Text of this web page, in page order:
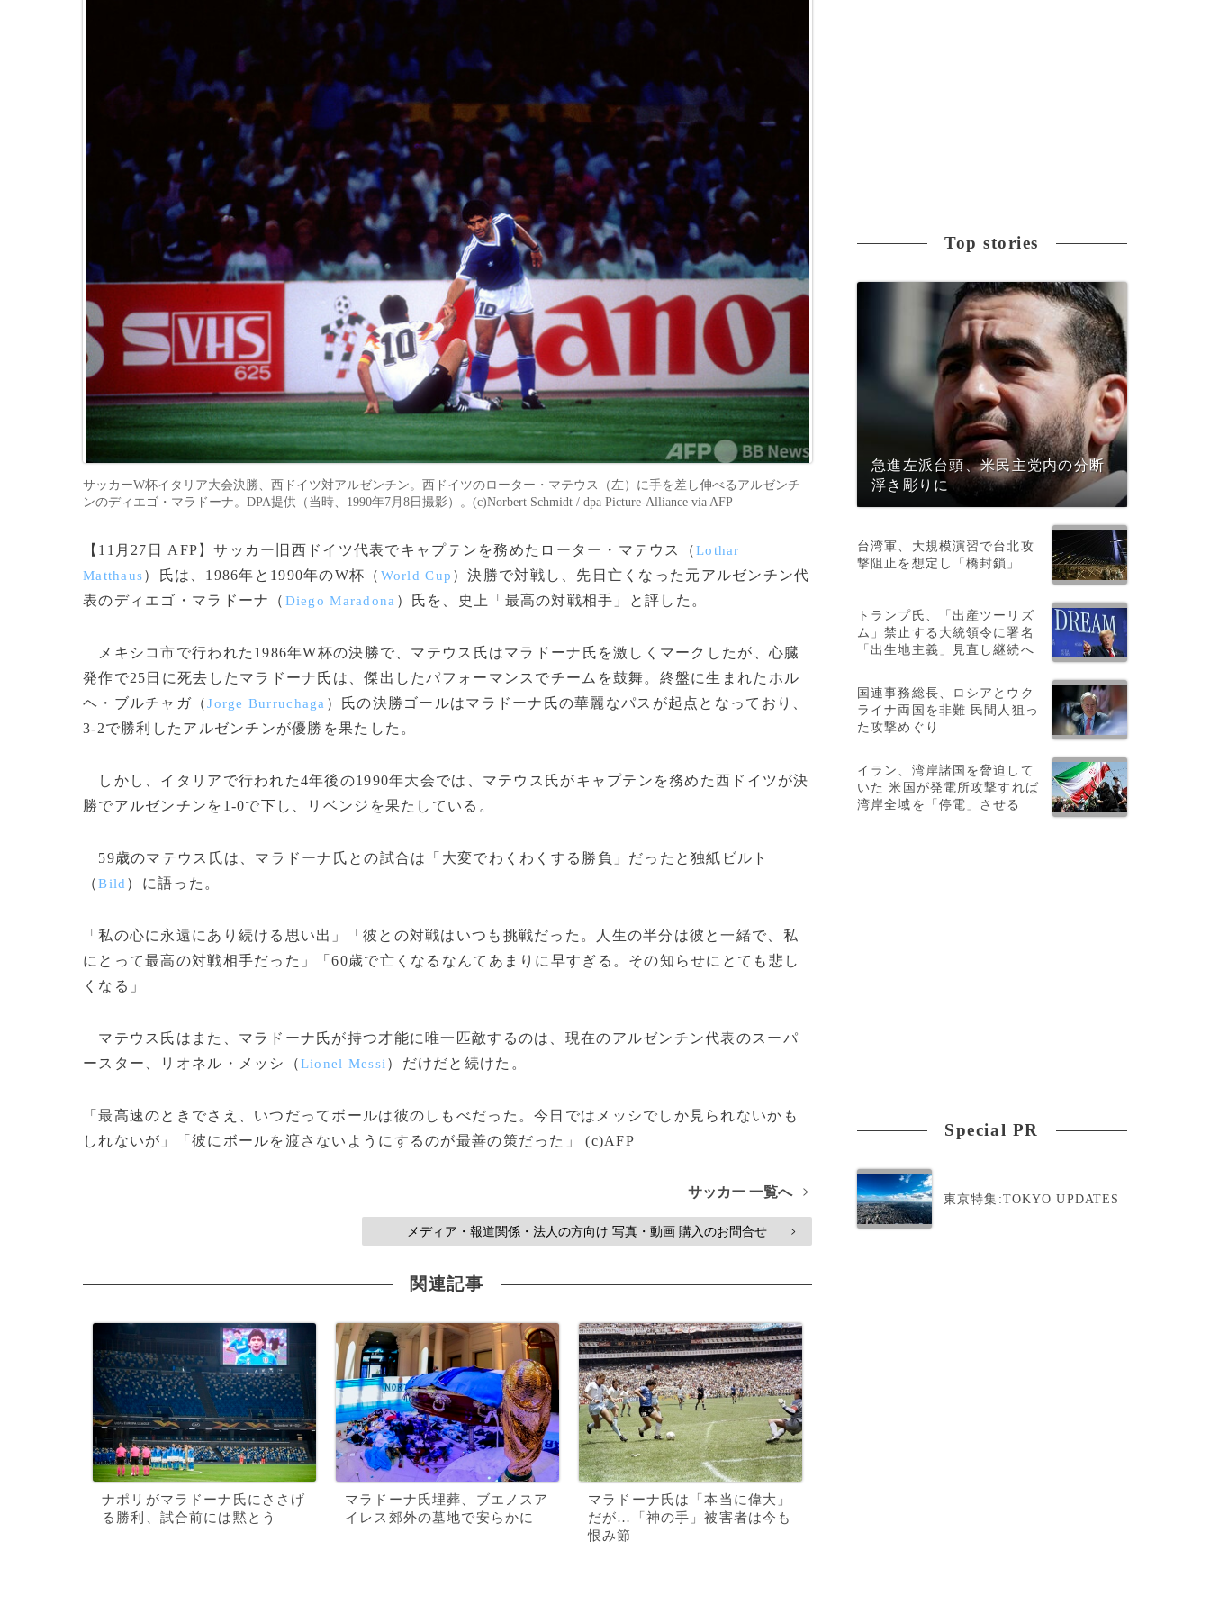
サッカーW杯イタリア大会決勝、西ドイツ対アルゼンチン。西ドイツのローター・マテウス（左）に手を差し伸べるアルゼンチ
ンのディエゴ・マラドーナ。DPA提供（当時、1990年7月8日撮影）。(c)Norbert Schmidt / dpa Picture-Alliance via AFP
【11月27日 AFP】サッカー旧西ドイツ代表でキャプテンを務めたローター・マテウス（Lothar
Matthaus）氏は、1986年と1990年のW杯（ World Cup ）決勝で対戦し、先日亡くなった元アルゼンチン代
表のディエゴ・マラドーナ（ Diego Maradona ）氏を、史上「最高の対戦相手」と評した。
メキシコ市で行われた1986年W杯の決勝で、マテウス氏はマラドーナ氏を激しくマークしたが、心臓
発作で25日に死去したマラドーナ氏は、傑出したパフォーマンスでチームを鼓舞。終盤に生まれたホル
ヘ・ブルチャガ（Jorge Burruchaga ）氏の決勝ゴールはマラドーナ氏の華麗なパスが起点となっており、
3-2で勝利したアルゼンチンが優勝を果たした。
しかし、イタリアで行われた4年後の1990年大会では、マテウス氏がキャプテンを務めた西ドイツが決
勝でアルゼンチンを1-0で下し、リベンジを果たしている。
59歳のマテウス氏は、マラドーナ氏との試合は「大変でわくわくする勝負」だったと独紙ビルト
（Bild ）に語った。
「私の心に永遠にあり続ける思い出」「彼との対戦はいつも挑戦だった。人生の半分は彼と一緒で、私
にとって最高の対戦相手だった」「60歳で亡くなるなんてあまりに早すぎる。その知らせにとても悲し
くなる」
マテウス氏はまた、マラドーナ氏が持つ才能に唯一匹敵するのは、現在のアルゼンチン代表のスーパ
ースター、リオネル・メッシ（Lionel Messi ）だけだと続けた。
「最高速のときでさえ、いつだってボールは彼のしもべだった。今日ではメッシでしか見られないかも
しれないが」「彼にボールを渡さないようにするのが最善の策だった」 (c)AFP
サッカー 一覧へ >
メディア・報道関係・法人の方向け 写真・動画 購入のお問合せ >
関連記事
ナポリがマラドーナ氏にささげ
る勝利、試合前には黙とう
マラドーナ氏埋葬、ブエノスア
イレス郊外の墓地で安らかに
マラドーナ氏は「本当に偉大」
だが…「神の手」被害者は今も
恨み節
Top stories
急進左派台頭、米民主党内の分断
浮き彫りに
台湾軍、大規模演習で台北攻
撃阻止を想定し「橋封鎖」
トランプ氏、「出産ツーリズ
ム」禁止する大統領令に署名
「出生地主義」見直し継続へ
国連事務総長、ロシアとウク
ライナ両国を非難 民間人狙っ
た攻撃めぐり
イラン、湾岸諸国を脅迫して
いた 米国が発電所攻撃すれば
湾岸全域を「停電」させる
Special PR
東京特集:TOKYO UPDATES